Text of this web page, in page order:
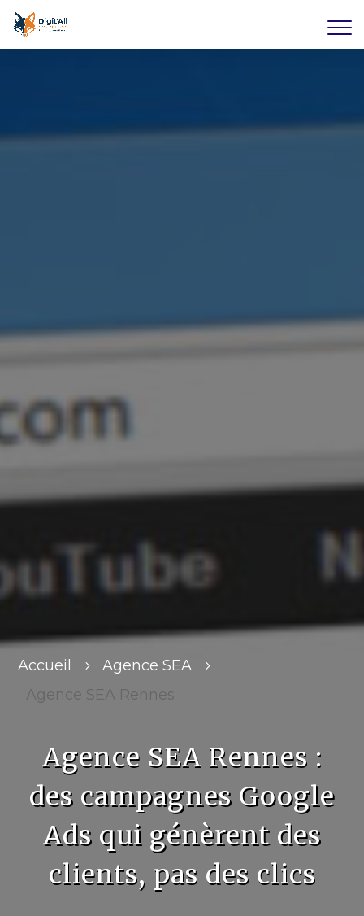
Accueil 5 Agence SEA 5
Agence SEA Rennes
Agence SEA Rennes :
des campagnes Google
Ads qui génèrent des
clients, pas des clics